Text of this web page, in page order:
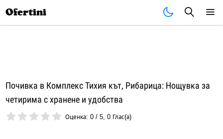
Ofertini
Почивка в Комплекс Тихия кът, Рибарица: Нощувка за
четирима с хранене и удобства
Оценка:0 /5,0 Глас(а)